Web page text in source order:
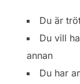
Du är
Du vill
annan
Du har